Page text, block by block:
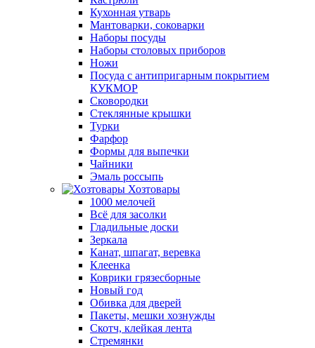
Кухонная утварь
Мантоварки, соковарки
Наборы посуды
Наборы столовых приборов
Ножи
Посуда с антипригарным покрытием
КУКМОР
Сковородки
Стеклянные крышки
Турки
Фарфор
Формы для выпечки
Чайники
Эмаль россыпь
Хозтовары
1000 мелочей
Всё для засолки
Гладильные доски
Зеркала
Канат, шпагат, веревка
Клеенка
Коврики грязесборные
Новый год
Обивка для дверей
Пакеты, мешки хознужды
Скотч, клейкая лента
Стремянки